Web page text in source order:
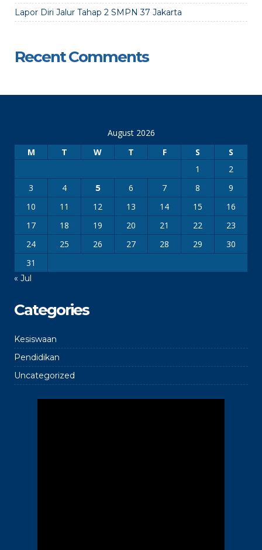
Lapor Diri Jalur Tahap 2 SMPN 37 Jakarta
Recent Comments
August 2026
M
T W T F S
S
1
2
3
4 5 6 7 8
9
10
11 12 13 14 15
16
17
18 19 20 21 22
23
24
25 26 27 28 29
30
31
« Jul
Categories
Kesiswaan
Pendidikan
Uncategorized